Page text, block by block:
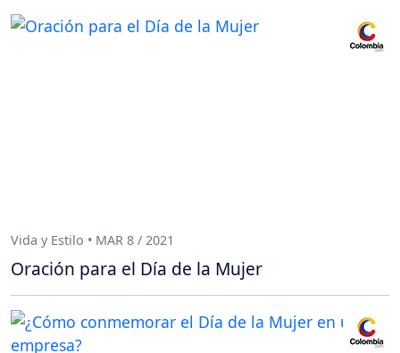
Vida y Estilo • MAR 8 / 2021
Oración para el Día de la Mujer